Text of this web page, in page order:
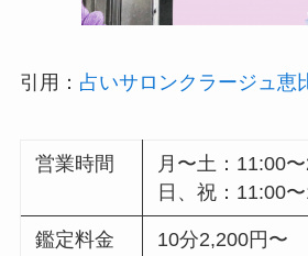
引用： 占いサロンクラージュ恵
営業時間
月〜土：11:00
日、祝：11:00
鑑定料金 10分2,200円〜